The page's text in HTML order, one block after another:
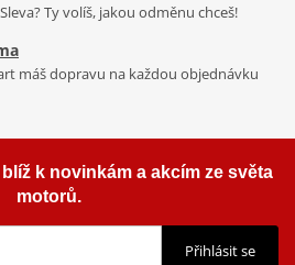
Ty volíš, jakou odměnu chceš!
máš dopravu na každou objednávku
k novinkám a akcím ze světa
motorů.
Přihlásit se